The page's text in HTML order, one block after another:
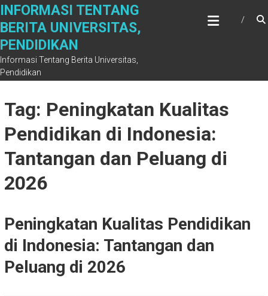
Skip
content
INFORMASI TENTANG
BERITA UNIVERSITAS,
PENDIDIKAN
Informasi Tentang Berita Universitas,
Pendidikan
Tag: Peningkatan Kualitas
Pendidikan di Indonesia:
Tantangan dan Peluang di
2026
Peningkatan Kualitas Pendidikan
di Indonesia: Tantangan dan
Peluang di 2026